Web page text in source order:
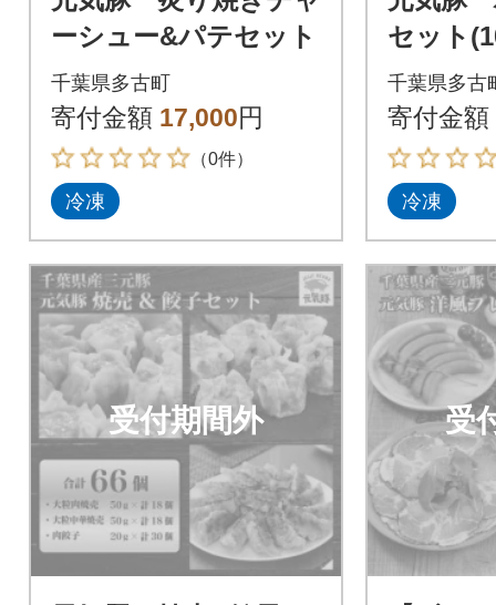
ーシュー&パテセット
千葉県多古町
寄付金額 17,000円
（0件）
冷凍
セット
千葉県多古
寄付金額
冷凍
受付期間外 受